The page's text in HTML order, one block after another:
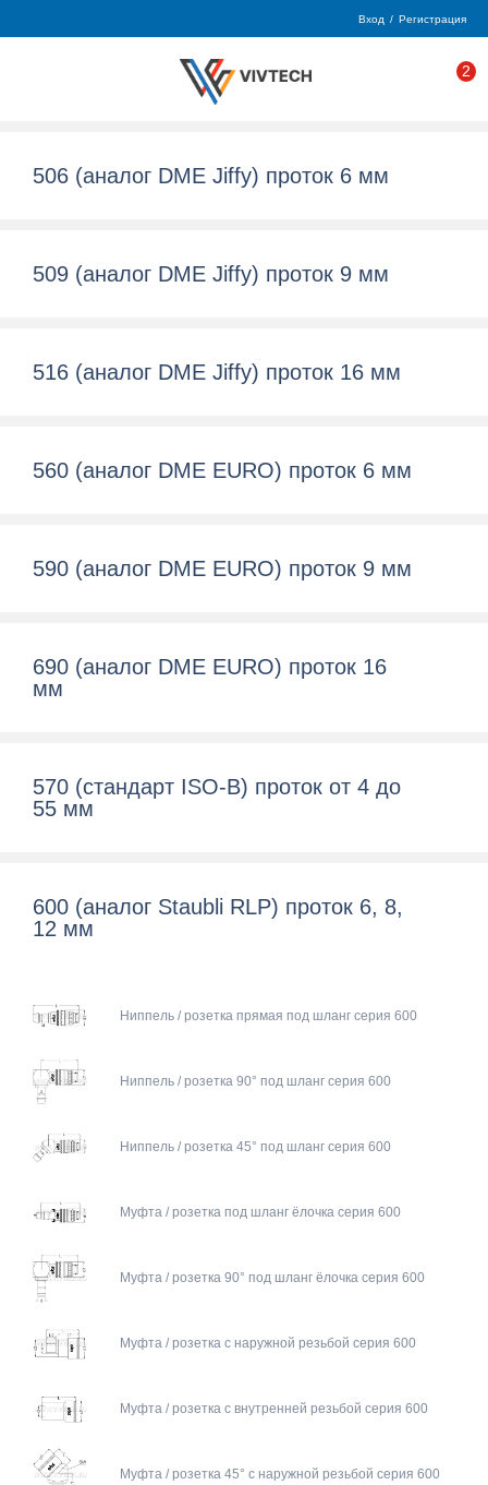
Вход / Регистрация
2
506 (аналог DME Jiffy) проток 6 мм
509 (аналог DME Jiffy) проток 9 мм
516 (аналог DME Jiffy) проток 16 мм
560 (аналог DME EURO) проток 6 мм
590 (аналог DME EURO) проток 9 мм
690 (аналог DME EURO) проток 16
мм
570 (cтандарт ISO-B) проток от 4 до
55 мм
600 (aналог Staubli RLP) проток 6, 8,
12 мм
Ниппель / розетка прямая под шланг серия 600
Ниппель / розетка 90° под шланг серия 600
Ниппель / розетка 45° под шланг серия 600
Муфта / розетка под шланг ёлочка серия 600
Муфта / розетка 90° под шланг ёлочка серия 600
Муфта / розетка с наружной резьбой серия 600
Муфта / розетка с внутренней резьбой серия 600
Муфта / розетка 45° с наружной резьбой серия 600